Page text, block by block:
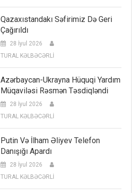
Qazaxıstandakı Səfirimiz Də Geri
Çağırıldı
28 İyul 2026
TURAL KƏLBƏCƏRLİ
Azərbaycan-Ukrayna Hüquqi Yardım
Müqaviləsi Rəsmən Təsdiqləndi
28 İyul 2026
TURAL KƏLBƏCƏRLİ
Putin Və İlham Əliyev Telefon
Danışığı Apardı
28 İyul 2026
TURAL KƏLBƏCƏRLİ